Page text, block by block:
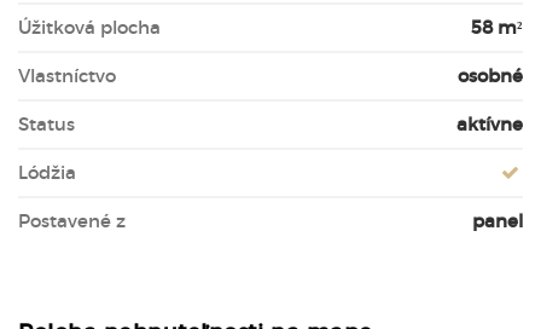
Úžitková plocha 58 m²
Vlastníctvo osobné
Status aktívne
Lódžia
Postavené z panel